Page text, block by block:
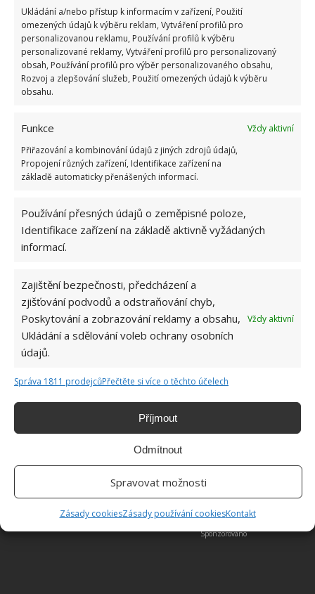
Ukládání a/nebo přístup k informacím v zařízení, Použití
omezených údajů k výběru reklam, Vytváření profilů pro
personalizovanou reklamu, Používání profilů k výběru
personalizované reklamy, Vytváření profilů pro personalizovaný
obsah, Používání profilů pro výběr personalizovaného obsahu,
Rozvoj a zlepšování služeb, Použití omezených údajů k výběru
obsahu.
Funkce
Vždy aktivní
Přiřazování a kombinování údajů z jiných zdrojů údajů,
Propojení různých zařízení, Identifikace zařízení na
základě automaticky přenášených informací.
Používání přesných údajů o zeměpisné poloze,
Identifikace zařízení na základě aktivně vyžádaných
informací.
Zajištění bezpečnosti, předcházení a
zjišťování podvodů a odstraňování chyb,
Poskytování a zobrazování reklamy a obsahu,
Ukládání a sdělování voleb ochrany osobních
údajů.
Vždy aktivní
Správa 1811 prodejcůPřečtěte si více o těchto účelech
Příjmout
Odmítnout
Spravovat možnosti
Zásady cookiesZásady používání cookiesKontakt
Určitě není malý
I když nemá ani 40 metrů čtverečných, tak rozhodně
otevřené dispozice, využít každý centimetr místa a je
vidět, že interiér rozhodně není malý. A co kdyby,
každého stejně více zajímá styl šedesátých let.